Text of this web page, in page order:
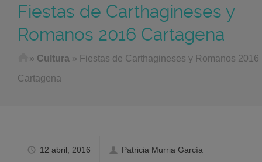
Fiestas de Carthagineses y
Romanos 2016 Cartagena
Home
» Cultura » Fiestas de Carthagineses y Romanos 2016
Cartagena
12 abril, 2016 Patricia Murria García